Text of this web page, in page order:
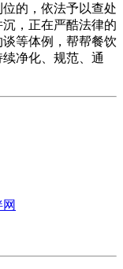
的，依法予以查处
，正在严酷法律的
等体例，帮帮餐饮
净化、规范、通